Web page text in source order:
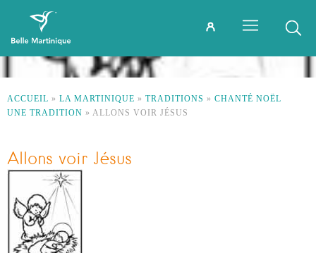
ACCUEIL » LA MARTINIQUE » TRADITIONS » CHANTÉ NOËL
UNE TRADITION » ALLONS VOIR JÉSUS
Allons voir Jésus